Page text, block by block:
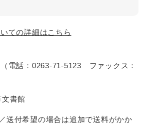
ての詳細はこちら
電話：0263-71-5123 ファックス：
書館
送付希望の場合は追加で送料がかか